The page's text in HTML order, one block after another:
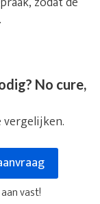
No cure,
vast!